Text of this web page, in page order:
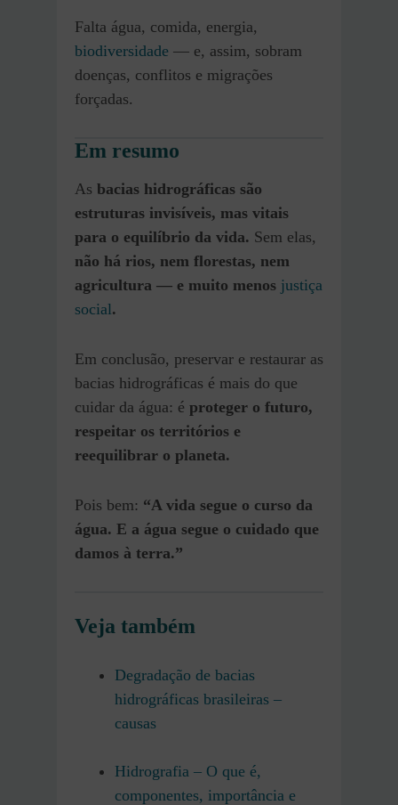
Falta água, comida, energia,
biodiversidade — e, assim, sobram
doenças, conflitos e migrações
forçadas.
Em resumo
As bacias hidrográficas são
estruturas invisíveis, mas vitais
para o equilíbrio da vida. Sem elas,
não há rios, nem florestas, nem
agricultura — e muito menos justiça
social.
Em conclusão, preservar e restaurar as
bacias hidrográficas é mais do que
cuidar da água: é proteger o futuro,
respeitar os territórios e
reequilibrar o planeta.
Pois bem: “A vida segue o curso da
água. E a água segue o cuidado que
damos à terra.”
Veja também
Degradação de bacias
hidrográficas brasileiras –
causas
Hidrografia – O que é,
componentes, importância e